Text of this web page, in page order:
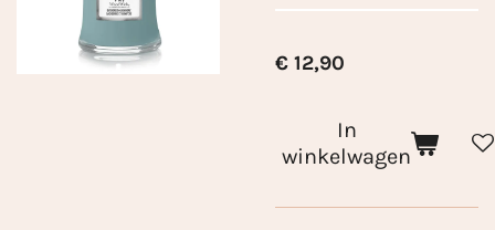
€ 12,90
In
winkelwagen